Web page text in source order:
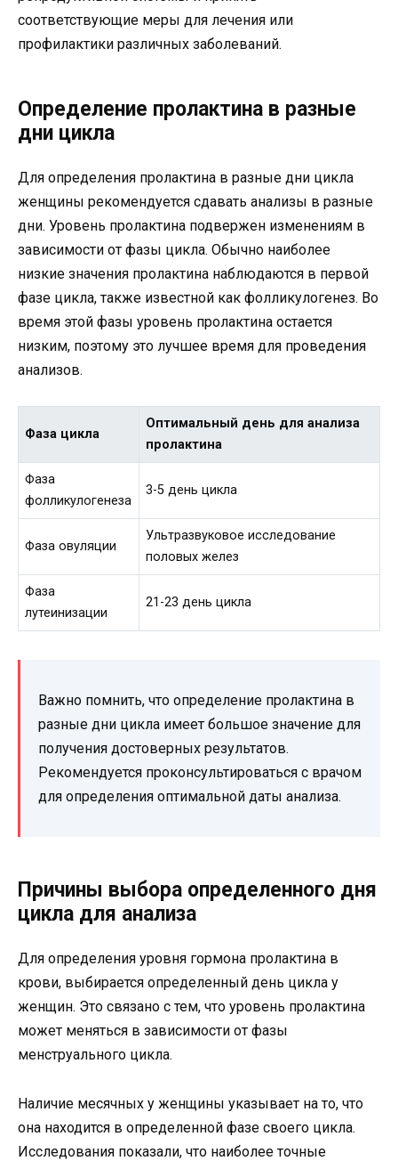
соответствующие меры для лечения или
профилактики различных заболеваний.
Определение пролактина в разные
дни цикла
Для определения пролактина в разные дни цикла
женщины рекомендуется сдавать анализы в разные
дни. Уровень пролактина подвержен изменениям в
зависимости от фазы цикла. Обычно наиболее
низкие значения пролактина наблюдаются в первой
фазе цикла, также известной как фолликулогенез. Во
время этой фазы уровень пролактина остается
низким, поэтому это лучшее время для проведения
анализов.
Фаза цикла
Оптимальный день для анализа
пролактина
Фаза
фолликулогенеза
3-5 день цикла
Фаза овуляции
Ультразвуковое исследование
половых желез
Фаза
лутеинизации
21-23 день цикла
Важно помнить, что определение пролактина в
разные дни цикла имеет большое значение для
получения достоверных результатов.
Рекомендуется проконсультироваться с врачом
для определения оптимальной даты анализа.
Причины выбора определенного дня
цикла для анализа
Для определения уровня гормона пролактина в
крови, выбирается определенный день цикла у
женщин. Это связано с тем, что уровень пролактина
может меняться в зависимости от фазы
менструального цикла.
Наличие месячных у женщины указывает на то, что
она находится в определенной фазе своего цикла.
Исследования показали, что наиболее точные